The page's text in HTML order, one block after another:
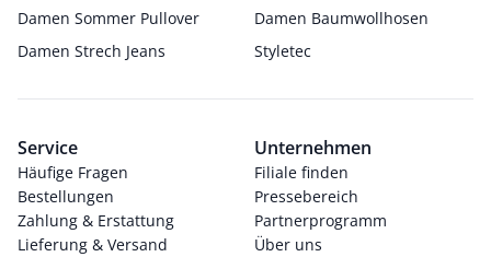
Damen Sommer Pullover
Damen Baumwollhosen
Damen Strech Jeans
Styletec
Service
Häufige Fragen
Bestellungen
Zahlung & Erstattung
Lieferung & Versand
Unternehmen
Filiale finden
Pressebereich
Partnerprogramm
Über uns